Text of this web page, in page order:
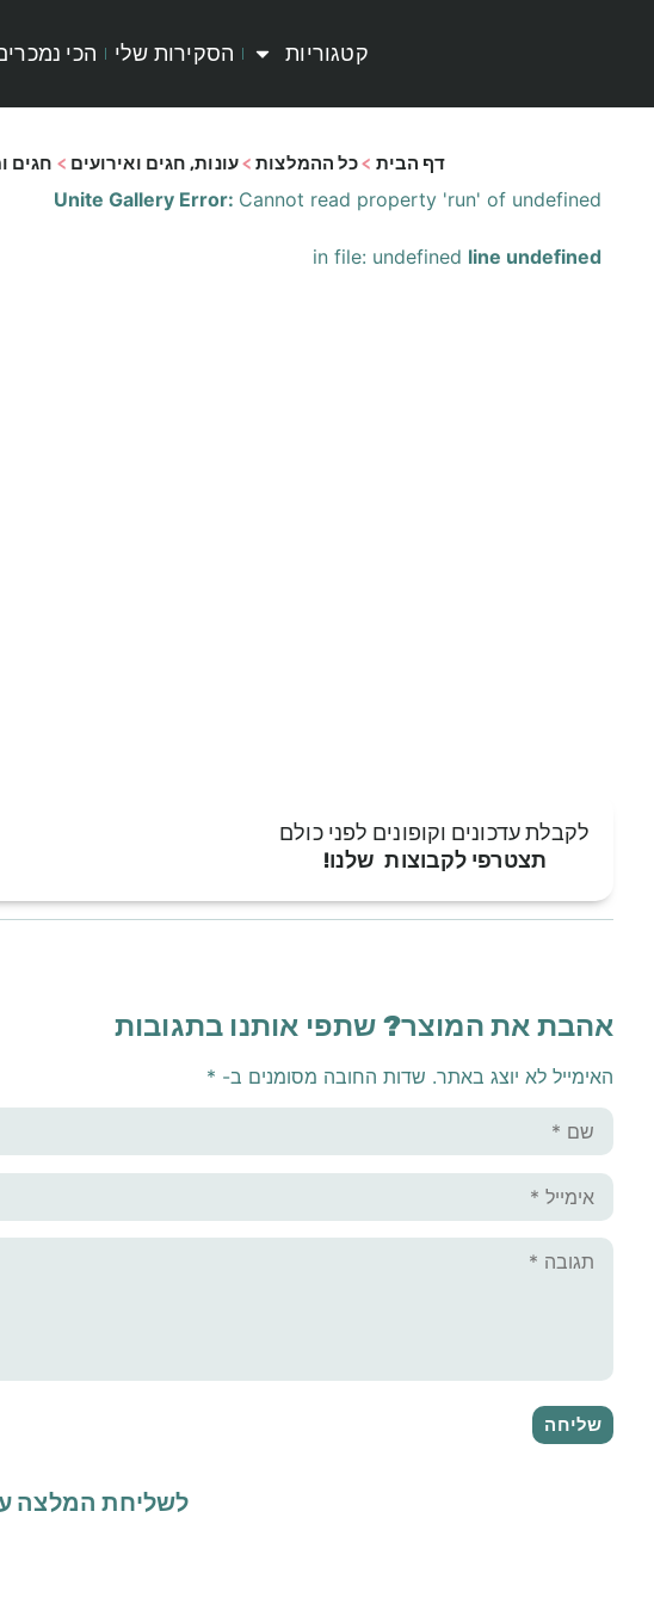
קטגוריות הסקירות שלי הכי
דף הבית >כל ההמלצות>עונות, חגים ואירועים > חגים
Unite Gallery Error: Cannot read property 'run' of undefined
in file: undefined line undefined
לקבלת עדכונים וקופונים לפני כולם
תצטרפי לקבוצות שלנו!
אהבת את המוצר? שתפי אותנו בתגובות
האימייל לא יוצג באתר. שדות החובה מסומנים ב- *
לשליחת המלצה